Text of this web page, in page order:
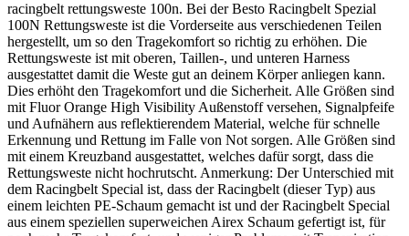
racingbelt rettungsweste 100n. Bei der Besto Racingbelt Spezial
100N Rettungsweste ist die Vorderseite aus verschiedenen Teilen
hergestellt, um so den Tragekomfort so richtig zu erhöhen. Die
Rettungsweste ist mit oberen, Taillen-, und unteren Harness
ausgestattet damit die Weste gut an deinem Körper anliegen kann.
Dies erhöht den Tragekomfort und die Sicherheit. Alle Größen sind
mit Fluor Orange High Visibility Außenstoff versehen, Signalpfeife
und Aufnähern aus reflektierendem Material, welche für schnelle
Erkennung und Rettung im Falle von Not sorgen. Alle Größen sind
mit einem Kreuzband ausgestattet, welches dafür sorgt, dass die
Rettungsweste nicht hochrutscht. Anmerkung: Der Unterschied mit
dem Racingbelt Special ist, dass der Racingbelt (dieser Typ) aus
einem leichten PE-Schaum gemacht ist und der Racingbelt Special
aus einem speziellen superweichen Airex Schaum gefertigt ist, für